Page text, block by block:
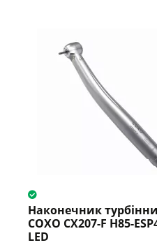
Наконечник
COXO CX207-F H85-
LED